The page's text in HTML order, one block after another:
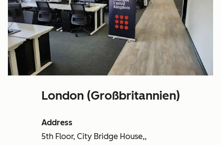
London (Großbritannien)
Address
5th Floor, City Bridge House,,